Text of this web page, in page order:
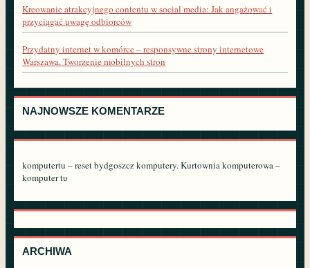
Kreowanie atrakcyjnego contentu w social media: Jak angażować i
przyciągać uwagę odbiorców
Przydatny internet w komórce – responsywne strony internetowe
Warszawa. Tworzenie mobilnych stron
NAJNOWSZE KOMENTARZE
komputertu – reset bydgoszcz komputery. Kurtownia komputerowa –
komputer tu
ARCHIWA